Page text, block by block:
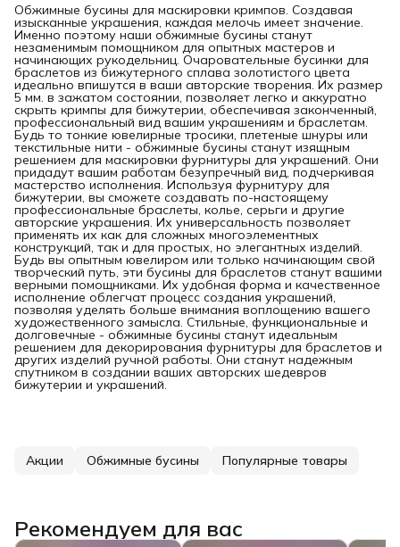
Обжимные бусины для маскировки кримпов. Создавая
изысканные украшения, каждая мелочь имеет значение.
Именно поэтому наши обжимные бусины станут
незаменимым помощником для опытных мастеров и
начинающих рукодельниц. Очаровательные бусинки для
браслетов из бижутерного сплава золотистого цвета
идеально впишутся в ваши авторские творения. Их размер
5 мм. в зажатом состоянии, позволяет легко и аккуратно
скрыть кримпы для бижутерии, обеспечивая законченный,
профессиональный вид вашим украшениям и браслетам.
Будь то тонкие ювелирные тросики, плетеные шнуры или
текстильные нити - обжимные бусины станут изящным
решением для маскировки фурнитуры для украшений. Они
придадут вашим работам безупречный вид, подчеркивая
мастерство исполнения. Используя фурнитуру для
бижутерии, вы сможете создавать по-настоящему
профессиональные браслеты, колье, серьги и другие
авторские украшения. Их универсальность позволяет
применять их как для сложных многоэлементных
конструкций, так и для простых, но элегантных изделий.
Будь вы опытным ювелиром или только начинающим свой
творческий путь, эти бусины для браслетов станут вашими
верными помощниками. Их удобная форма и качественное
исполнение облегчат процесс создания украшений,
позволяя уделять больше внимания воплощению вашего
художественного замысла. Стильные, функциональные и
долговечные - обжимные бусины станут идеальным
решением для декорирования фурнитуры для браслетов и
других изделий ручной работы. Они станут надежным
спутником в создании ваших авторских шедевров
бижутерии и украшений.
Акции Обжимные бусины Популярные товары
Рекомендуем для вас